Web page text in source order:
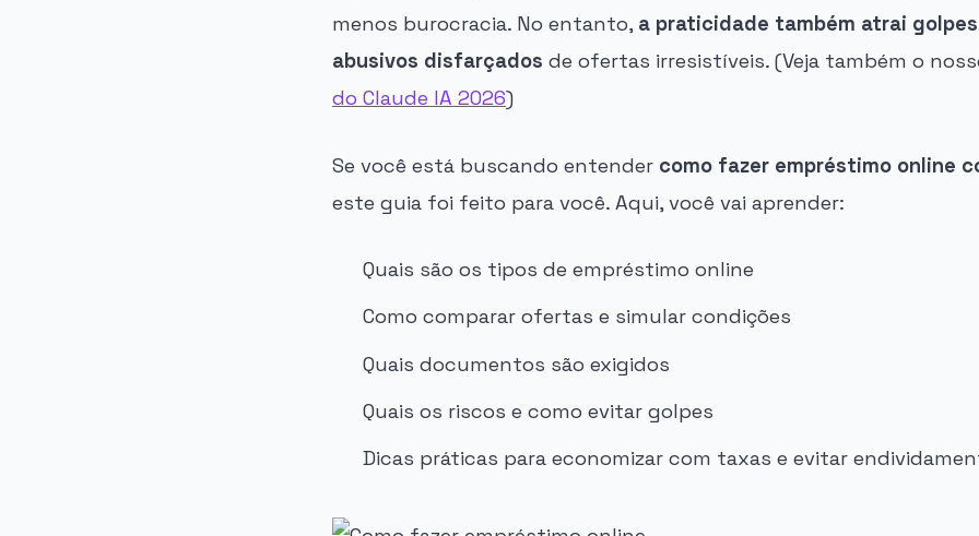
menos burocracia. No entanto, a praticidade também atrai
abusivos disfarçados de ofertas irresistíveis. (Veja também o
do Claude IA 2026)
Se você está buscando entender como fazer empréstimo online
este guia foi feito para você. Aqui, você vai aprender:
Quais são os tipos de empréstimo online
Como comparar ofertas e simular condições
Quais documentos são exigidos
Quais os riscos e como evitar golpes
Dicas práticas para economizar com taxas e evitar